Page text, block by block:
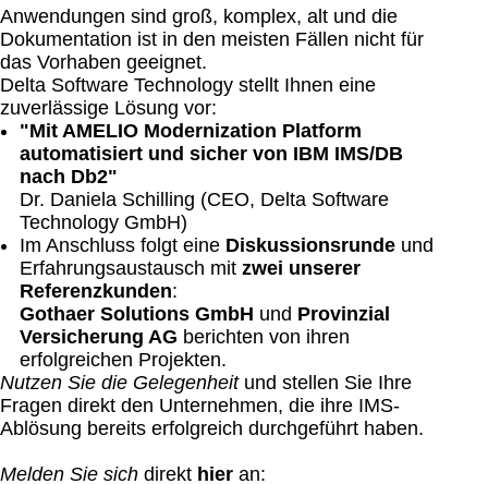
Anwendungen sind groß, komplex, alt und die
Dokumentation ist in den meisten Fällen nicht für
das Vorhaben geeignet.
Delta Software Technology stellt Ihnen eine
zuverlässige Lösung vor:
"Mit AMELIO Modernization Platform
automatisiert und sicher von IBM IMS/DB
nach Db2"
Dr. Daniela Schilling (CEO, Delta Software
Technology GmbH)
Im Anschluss folgt eine Diskussionsrunde und
Erfahrungsaustausch mit zwei unserer
Referenzkunden:
Gothaer Solutions GmbH und Provinzial
Versicherung AG berichten von ihren
erfolgreichen Projekten.
Nutzen Sie die Gelegenheitund stellen Sie Ihre
Fragen direkt den Unternehmen, die ihre IMS-
Ablösung bereits erfolgreich durchgeführt haben.
Melden Sie sich direkt hier an: